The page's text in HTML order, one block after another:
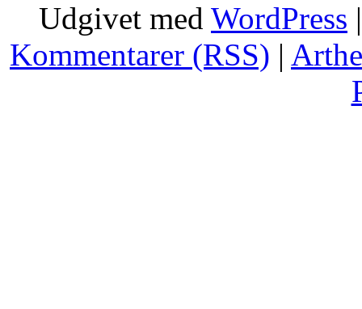
Udgivet med WordPress
Kommentarer (RSS) |